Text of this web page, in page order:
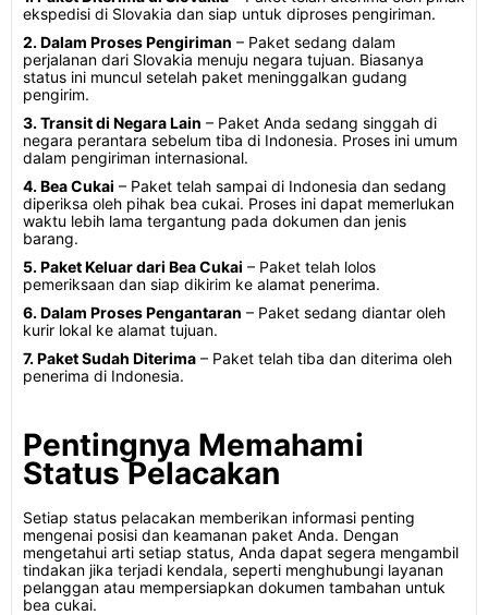
ekspedisi di Slovakia dan siap untuk diproses pengiriman.
2. Dalam Proses Pengiriman – Paket sedang dalam
perjalanan dari Slovakia menuju negara tujuan. Biasanya
status ini muncul setelah paket meninggalkan gudang
pengirim.
3. Transit di Negara Lain – Paket Anda sedang singgah di
negara perantara sebelum tiba di Indonesia. Proses ini umum
dalam pengiriman internasional.
4. Bea Cukai – Paket telah sampai di Indonesia dan sedang
diperiksa oleh pihak bea cukai. Proses ini dapat memerlukan
waktu lebih lama tergantung pada dokumen dan jenis
barang.
5. Paket Keluar dari Bea Cukai – Paket telah lolos
pemeriksaan dan siap dikirim ke alamat penerima.
6. Dalam Proses Pengantaran – Paket sedang diantar oleh
kurir lokal ke alamat tujuan.
7. Paket Sudah Diterima – Paket telah tiba dan diterima oleh
penerima di Indonesia.
Pentingnya Memahami
Status Pelacakan
Setiap status pelacakan memberikan informasi penting
mengenai posisi dan keamanan paket Anda. Dengan
mengetahui arti setiap status, Anda dapat segera mengambil
tindakan jika terjadi kendala, seperti menghubungi layanan
pelanggan atau mempersiapkan dokumen tambahan untuk
bea cukai.